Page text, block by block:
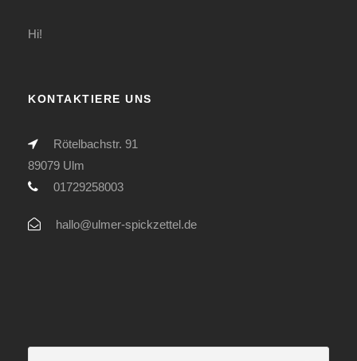
Hi!
KONTAKTIERE UNS
Rötelbachstr. 91
89079 Ulm
01729258003
hallo@ulmer-spickzettel.de